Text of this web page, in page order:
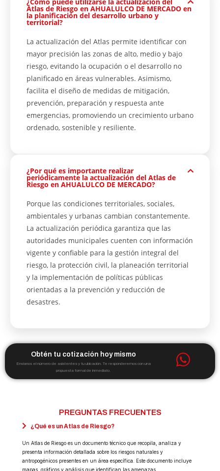
Atlas de Riesgo en AHUALULCO DE MERCADO en
la planificación del desarrollo urbano y
territorial?
La actualización del Atlas permite identificar con
mayor precisión las zonas de alto, medio y bajo
riesgo, evitando la ocupación o el desarrollo no
planificado en áreas vulnerables. Asimismo,
facilita el diseño de medidas de mitigación,
prevención, preparación y respuesta ante
emergencias, promoviendo un crecimiento urbano
ordenado, sostenible y resiliente.
¿Por qué es importante realizar
periódicamente la actualización del Atlas de
Riesgo en AHUALULCO DE MERCADO?
Porque las condiciones territoriales, sociales,
ambientales y urbanas cambian constantemente.
La actualización periódica garantiza que las
autoridades municipales cuenten con información
vigente y confiable para la gestión integral del
riesgo, la protección civil, la planeación territorial
y la implementación de políticas públicas
orientadas a la prevención y reducción de
desastres.
Obtén tu cotización hoy mismo
Envíanos el número de asistentes y tu ubicación. Te responderemos con una
propuesta formal de inmediato.
PREGUNTAS FRECUENTES
¿Qué es un Atlas de Riesgo?
Un Atlas de Riesgo es un documento técnico que recopila, analiza y
presenta información detallada sobre los riesgos naturales y
antropogénicos presentes en un área específica. Este documento incluye
mapas, gráficos y análisis que identifican las amenazas,